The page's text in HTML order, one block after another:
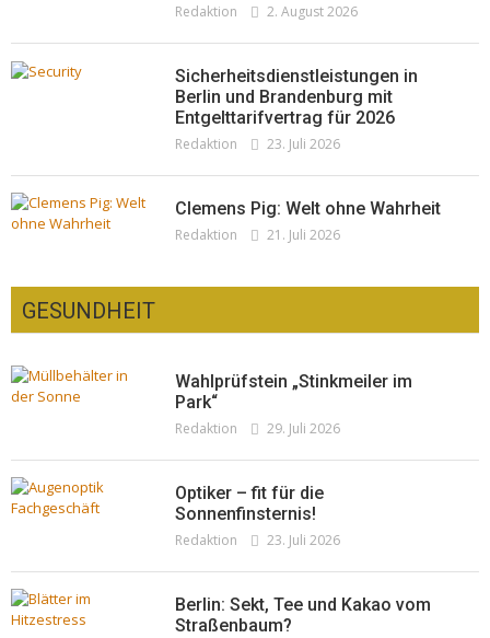
Redaktion 2. August 2026
Sicherheitsdienstleistungen in
Berlin und Brandenburg mit
Entgelttarifvertrag für 2026
Redaktion 23. Juli 2026
Clemens Pig: Welt ohne Wahrheit
Redaktion 21. Juli 2026
GESUNDHEIT
Wahlprüfstein „Stinkmeiler im
Park“
Redaktion 29. Juli 2026
Optiker – fit für die
Sonnenfinsternis!
Redaktion 23. Juli 2026
Berlin: Sekt, Tee und Kakao vom
Straßenbaum?